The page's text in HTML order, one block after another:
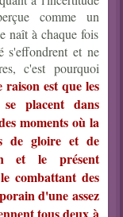
comme un
naît à chaque fois
s'effondrent et ne
c'est pourquoi
est que les
placent dans
moments où la
de gloire et de
et le présent
combattant des
d'une assez